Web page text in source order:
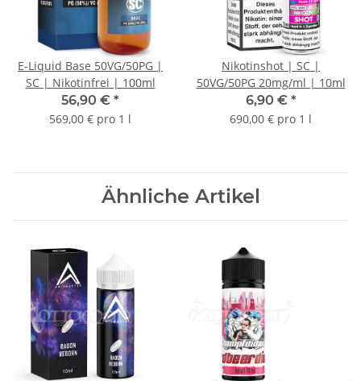
E-Liquid Base 50VG/50PG |
SC | Nikotinfrei | 100ml
56,90 € *
569,00 € pro 1 l
Nikotinshot | SC |
50VG/50PG 20mg/ml | 10ml
6,90 € *
690,00 € pro 1 l
Ähnliche Artikel